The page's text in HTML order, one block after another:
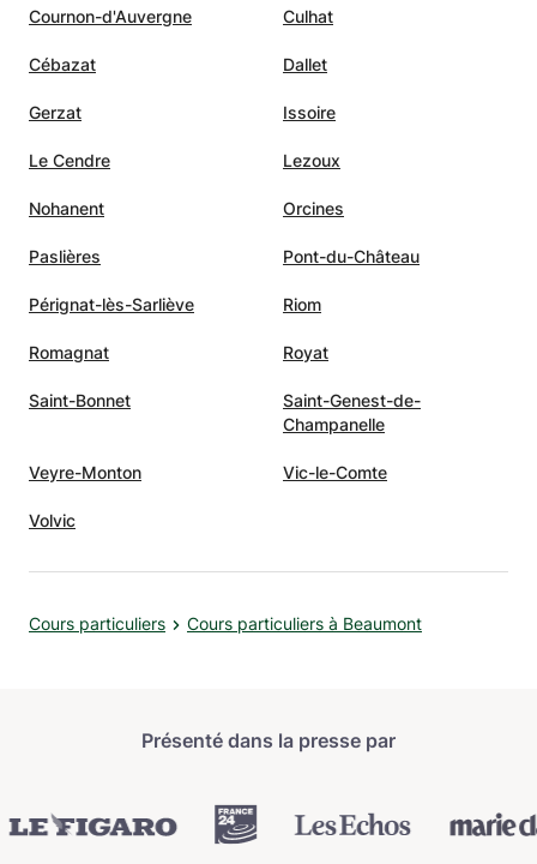
Cournon-d'Auvergne Culhat
Cébazat Dallet
Gerzat Issoire
Le Cendre Lezoux
Nohanent Orcines
Paslières Pont-du-Château
Pérignat-lès-Sarliève Riom
Romagnat Royat
Saint-Bonnet
Saint-Genest-de-
Champanelle
Veyre-Monton Vic-le-Comte
Volvic
Cours particuliers Cours particuliers à Beaumont
Présenté dans la presse par